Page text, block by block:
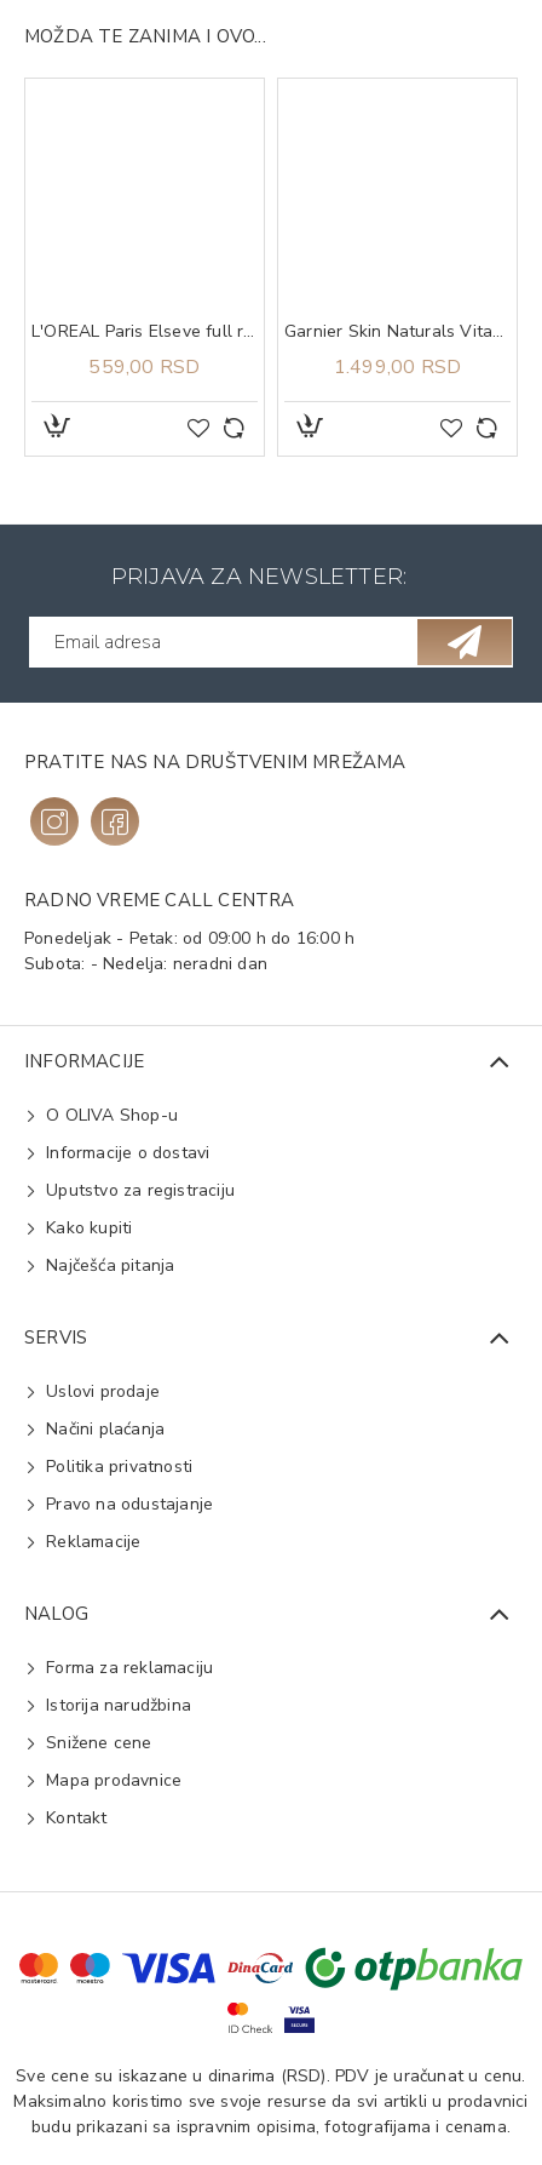
MOŽDA TE ZANIMA I OVO...
L'OREAL Paris Elseve full resist regenerator 200 ml
559,00 RSD
Garnier Skin Naturals Vitamin C 2u1 serum-krema 50 ml
1.499,00 RSD
PRIJAVA ZA NEWSLETTER:
PRATITE NAS NA DRUŠTVENIM MREŽAMA
RADNO VREME CALL CENTRA
Ponedeljak - Petak: od 09:00 h do 16:00 h
Subota: - Nedelja: neradni dan
INFORMACIJE
O OLIVA Shop-u
Informacije o dostavi
Uputstvo za registraciju
Kako kupiti
Najčešća pitanja
SERVIS
Uslovi prodaje
Načini plaćanja
Politika privatnosti
Pravo na odustajanje
Reklamacije
NALOG
Forma za reklamaciju
Istorija narudžbina
Snižene cene
Mapa prodavnice
Kontakt
Sve cene su iskazane u dinarima (RSD). PDV je uračunat u cenu.
Maksimalno koristimo sve svoje resurse da svi artikli u prodavnici
budu prikazani sa ispravnim opisima, fotografijama i cenama.